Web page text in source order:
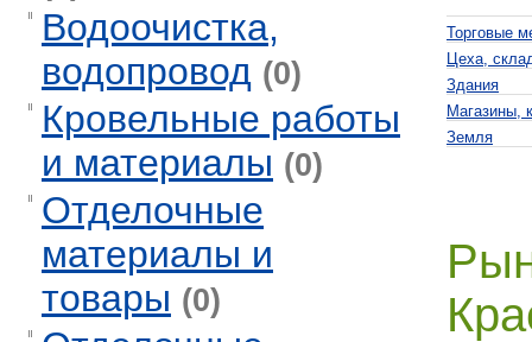
Водоочистка,
водопровод (0)
Кровельные работы
и материалы (0)
Отделочные
материалы и
товары (0)
Торговые
Цеха,
Здания
Магазины,
Земля